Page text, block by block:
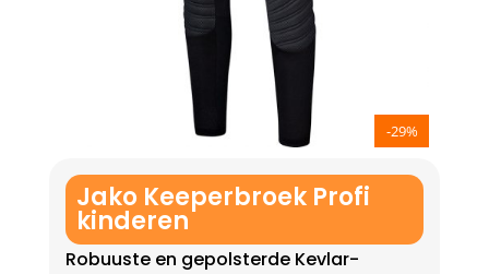
-29%
Jako Keeperbroek Profi
kinderen
Robuuste en gepolsterde Kevlar-